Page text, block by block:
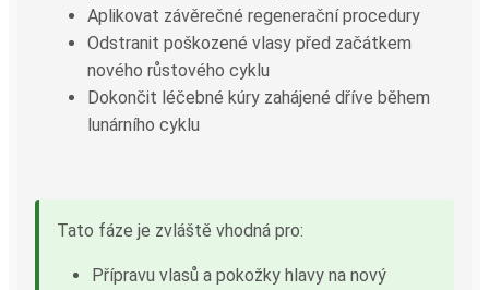
Aplikovat závěrečné regenerační procedury
Odstranit poškozené vlasy před začátkem
nového růstového cyklu
Dokončit léčebné kúry zahájené dříve během
lunárního cyklu
Tato fáze je zvláště vhodná pro:
Přípravu vlasů a pokožky hlavy na nový